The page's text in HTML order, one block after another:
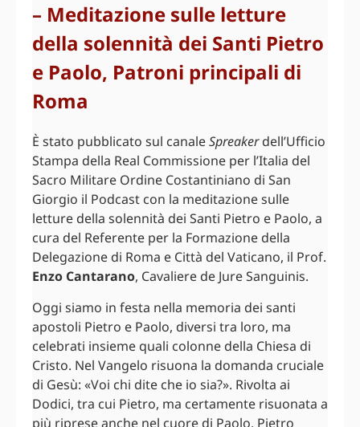
– Meditazione sulle letture
della solennità dei Santi Pietro
e Paolo, Patroni principali di
Roma
È stato pubblicato sul canaleSpreakerdell’Ufficio
Stampa della Real Commissione per l’Italia del
Sacro Militare Ordine Costantiniano di San
Giorgio il Podcast con la meditazione sulle
letture della solennità dei Santi Pietro e Paolo, a
cura del Referente per la Formazione della
Delegazione di Roma e Città del Vaticano, il Prof.
Enzo Cantarano, Cavaliere de Jure Sanguinis.
Oggi siamo in festa nella memoria dei santi
apostoli Pietro e Paolo, diversi tra loro, ma
celebrati insieme quali colonne della Chiesa di
Cristo. Nel Vangelo risuona la domanda cruciale
di Gesù: «Voi chi dite che io sia?». Rivolta ai
Dodici, tra cui Pietro, ma certamente risuonata a
più riprese anche nel cuore di Paolo. Pietro